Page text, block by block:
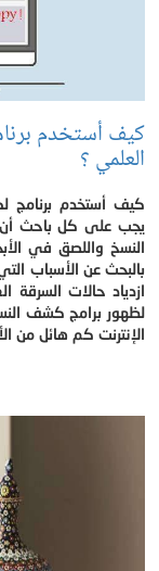
كيف أستخدم
العلمي ؟
كيف أستخدم
يجب على كل باحث أن
النسخ واللصق في
بالبحث عن الأسباب
ازدياد حالات السرقة
لظهور برامج كشف
الإنترنت كم هائل من